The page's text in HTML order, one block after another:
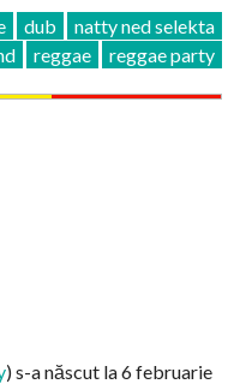
dub
natty ned selekta
reggae reggae party
) s-a născut la 6 februarie